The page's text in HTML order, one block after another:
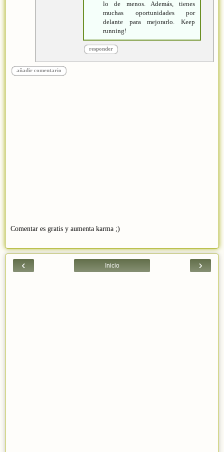
lo de menos. Además, tienes
muchas oportunidades por
delante para mejorarlo. Keep
running!
responder
añadir comentario
Comentar es gratis y aumenta karma ;)
‹ ›
Inicio